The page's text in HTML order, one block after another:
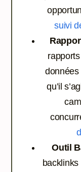
suivi
données
qu’il
Outil